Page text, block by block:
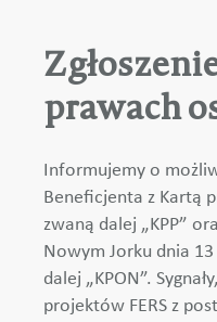
prawach
Informujemy o
Beneficjenta z Kartą
zwaną dalej „KPP”
Nowym Jorku dnia
dalej „KPON”.
projektów FERS z